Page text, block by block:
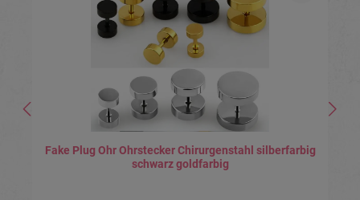
Fake Plug Ohr Ohrstecker Chirurgenstahl silberfarbig
schwarz goldfarbig